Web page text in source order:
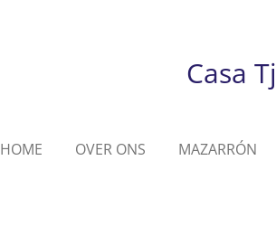
Casa
HOME OVER ONS MAZARRÓN